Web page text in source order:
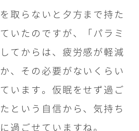
取らないと夕方まで持た
いたのですが、「パラミ
てからは、疲労感が軽減
、その必要がないくらい
います。仮眠をせず過ご
という自信から、気持ち
過ごせていますね。